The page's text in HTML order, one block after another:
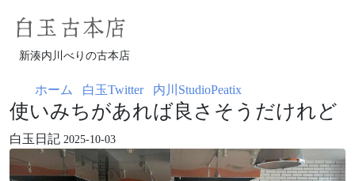
白玉古本店
新湊内川べりの古本店
ホーム 白玉Twitter 内川StudioPeatix
使いみちがあれば良さそうだけれど
白玉日記 2025-10-03